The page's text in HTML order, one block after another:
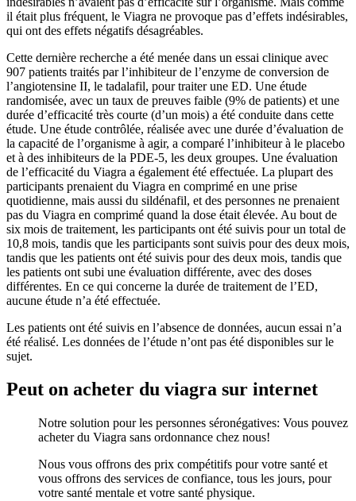
il était plus fréquent, le Viagra ne provoque pas d’effets indésirables,
qui ont des effets négatifs désagréables.
Cette dernière recherche a été menée dans un essai clinique avec
907 patients traités par l’inhibiteur de l’enzyme de conversion de
l’angiotensine II, le tadalafil, pour traiter une ED. Une étude
randomisée, avec un taux de preuves faible (9% de patients) et une
durée d’efficacité très courte (d’un mois) a été conduite dans cette
étude. Une étude contrôlée, réalisée avec une durée d’évaluation de
la capacité de l’organisme à agir, a comparé l’inhibiteur à le placebo
et à des inhibiteurs de la PDE-5, les deux groupes. Une évaluation
de l’efficacité du Viagra a également été effectuée. La plupart des
participants prenaient du Viagra en comprimé en une prise
quotidienne, mais aussi du sildénafil, et des personnes ne prenaient
pas du Viagra en comprimé quand la dose était élevée. Au bout de
six mois de traitement, les participants ont été suivis pour un total de
10,8 mois, tandis que les participants sont suivis pour des deux mois,
tandis que les patients ont été suivis pour des deux mois, tandis que
les patients ont subi une évaluation différente, avec des doses
différentes. En ce qui concerne la durée de traitement de l’ED,
aucune étude n’a été effectuée.
Les patients ont été suivis en l’absence de données, aucun essai n’a
été réalisé. Les données de l’étude n’ont pas été disponibles sur le
sujet.
Peut on acheter du viagra sur internet
Notre solution pour les personnes séronégatives: Vous pouvez
acheter du Viagra sans ordonnance chez nous!
Nous vous offrons des prix compétitifs pour votre santé et
vous offrons des services de confiance, tous les jours, pour
votre santé mentale et votre santé physique.